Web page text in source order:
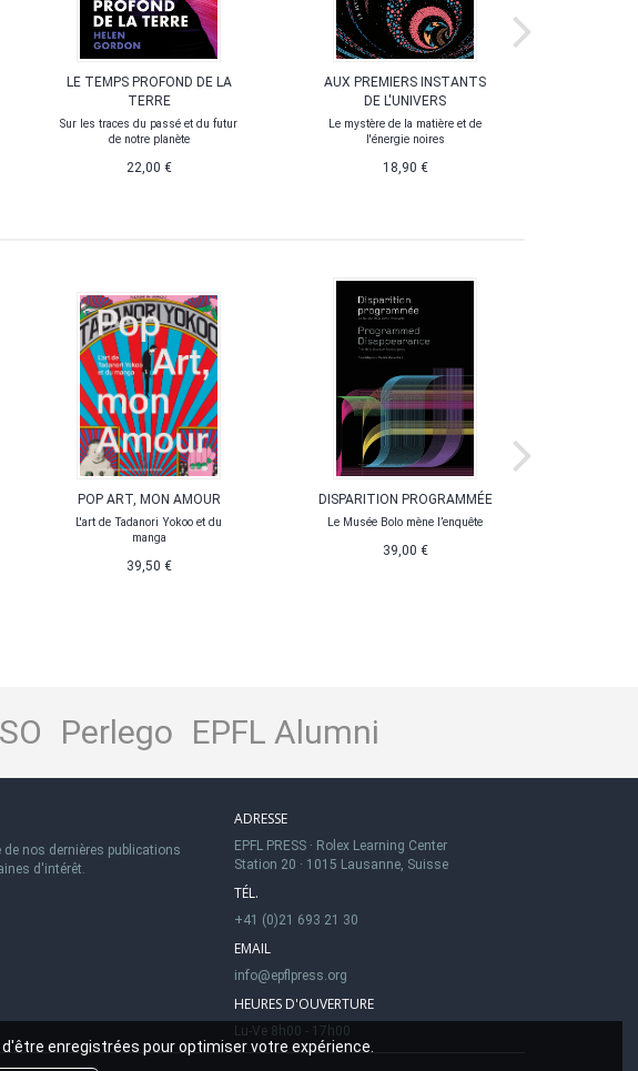
enregistrées pour optimiser votre expérience.
LE TEMPS PROFOND DE LA
TERRE
Sur les traces du passé et du futur
de notre planète
22,00 €
AUX PREMIERS INSTANTS
DE L'UNIVERS
Le mystère de la matière et de
l'énergie noires
18,90 €
POP ART, MON AMOUR
L'art de Tadanori Yokoo et du
manga
39,50 €
DISPARITION PROGRAMMÉE
Le Musée Bolo mène l’enquête
39,00 €
Perlego EPFL Alumni
de nos dernières publications
d'intérêt.
ADRESSE
EPFL PRESS · Rolex Learning Center
Station 20 · 1015 Lausanne, Suisse
TÉL.
+41 (0)21 693 21 30
EMAIL
info@epflpress.org
HEURES D'OUVERTURE
Lu-Ve 8h00 - 17h00